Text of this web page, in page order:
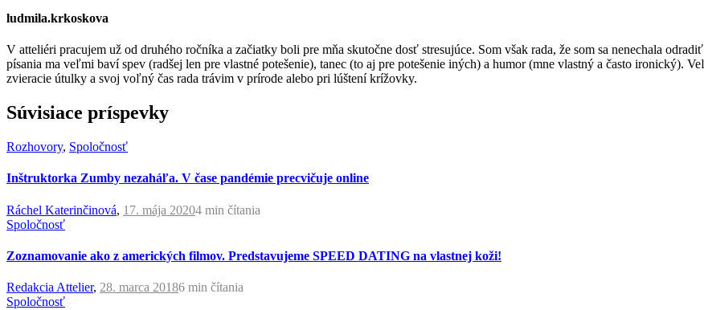
ludmila.krkoskova
V atteliéri pracujem už od druhého ročníka a začiatky boli pre mňa skutočne dosť stresujúce. Som však rada, že som sa nenechala
písania ma veľmi baví spev (radšej len pre vlastné potešenie), tanec (to aj pre potešenie iných) a humor (mne vlastný a často ironický).
zvieracie útulky a svoj voľný čas rada trávim v prírode alebo pri lúštení krížovky.
Súvisiace príspevky
Rozhovory, Spoločnosť
Inštruktorka Zumby nezaháľa. V čase pandémie precvičuje online
Ráchel Katerinčinová, 17. mája 20204 min čítania
Spoločnosť
Zoznamovanie ako z amerických filmov. Predstavujeme SPEED DATING na vlastnej koži!
Redakcia Attelier, 28. marca 20186 min čítania
Spoločnosť